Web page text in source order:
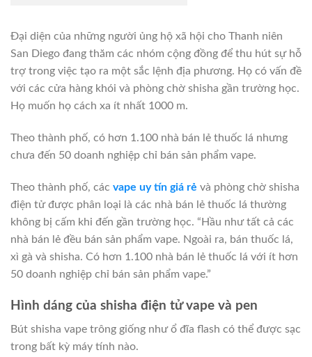
Đại diện của những người ủng hộ xã hội cho Thanh niên
San Diego đang thăm các nhóm cộng đồng để thu hút sự hỗ
trợ trong việc tạo ra một sắc lệnh địa phương. Họ có vấn đề
với các cửa hàng khói và phòng chờ shisha gần trường học.
Họ muốn họ cách xa ít nhất 1000 m.
Theo thành phố, có hơn 1.100 nhà bán lẻ thuốc lá nhưng
chưa đến 50 doanh nghiệp chỉ bán sản phẩm vape.
Theo thành phố, các vape uy tín giá rẻ và phòng chờ shisha
điện tử được phân loại là các nhà bán lẻ thuốc lá thường
không bị cấm khi đến gần trường học. “Hầu như tất cả các
nhà bán lẻ đều bán sản phẩm vape. Ngoài ra, bán thuốc lá,
xì gà và shisha. Có hơn 1.100 nhà bán lẻ thuốc lá với ít hơn
50 doanh nghiệp chỉ bán sản phẩm vape.”
Hình dáng của shisha điện tử vape và pen
Bút shisha vape trông giống như ổ đĩa flash có thể được sạc
trong bất kỳ máy tính nào.